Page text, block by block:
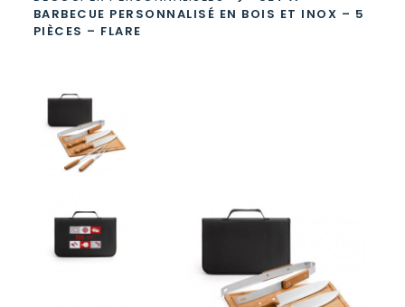
BARBECUE PERSONNALISÉ EN BOIS ET INOX – 5
PIÈCES – FLARE